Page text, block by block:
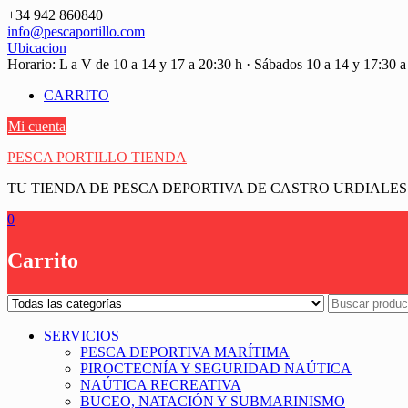
Saltar
contenido
+34 942 860840
info@pescaportillo.com
Ubicacion
Horario: L a V de 10 a 14 y 17 a 20:30 h · Sábados 10 a 14 y 17:30
CARRITO
Mi cuenta
PESCA PORTILLO TIENDA
TU TIENDA DE PESCA DEPORTIVA DE CASTRO URDIALES
0
Carrito
SERVICIOS
PESCA DEPORTIVA MARÍTIMA
PIROCTECNÍA Y SEGURIDAD NAÚTICA
NAÚTICA RECREATIVA
BUCEO, NATACIÓN Y SUBMARINISMO